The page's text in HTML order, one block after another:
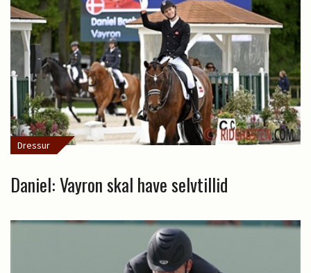
Dressur
Daniel: Vayron skal have selvtillid